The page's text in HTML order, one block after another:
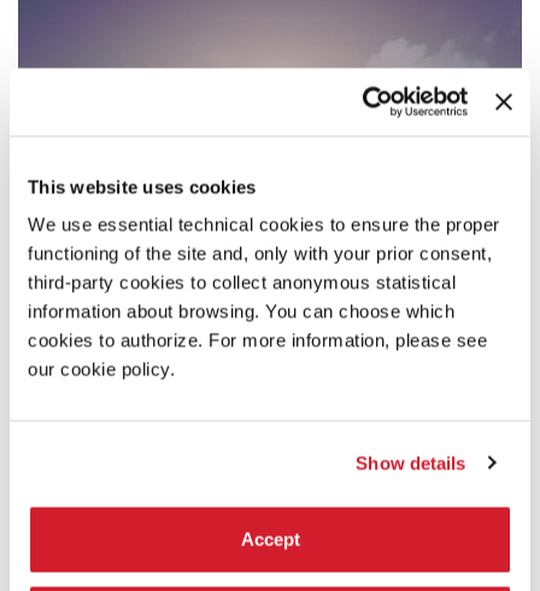
This website uses cookies
We use essential technical cookies to ensure the proper
functioning of the site and, only with your prior consent,
third-party cookies to collect anonymous statistical
information about browsing. You can choose which
cookies to authorize. For more information, please see
our cookie policy.
Show details
Accept
12:00—18:00
BLANCA LI - LE BAL DE PARIS
Un’esperienza virtuale in cui ogni partecipante è invitato ad assistere